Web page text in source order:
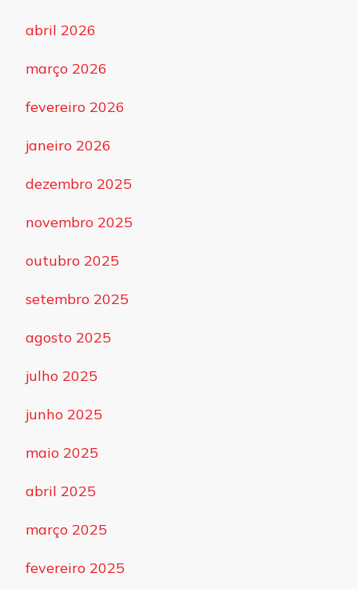
abril 2026
março 2026
fevereiro 2026
janeiro 2026
dezembro 2025
novembro 2025
outubro 2025
setembro 2025
agosto 2025
julho 2025
junho 2025
maio 2025
abril 2025
março 2025
fevereiro 2025